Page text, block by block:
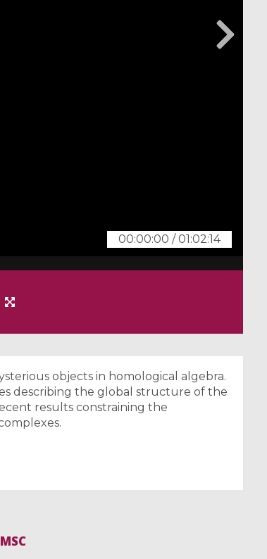
00:00:00 /01:02:14
objects in homological algebra.
describing the global structure of the
results constraining the